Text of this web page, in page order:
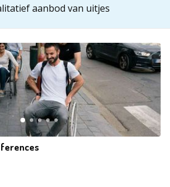
aanbod van uitjes